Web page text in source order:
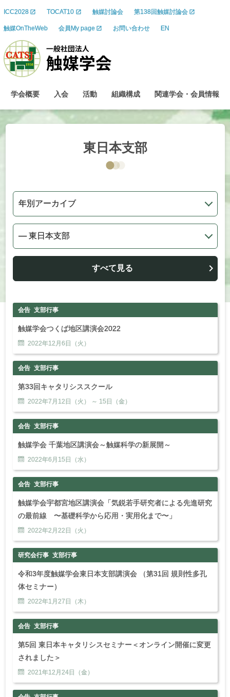
ICC2028 TOCAT10 触媒討論会 第138回触媒討論会
触媒OnTheWeb 会員My page お問い合わせ EN
学会概要 入会 活動 組織構成 関連学会 ・ 会員情報
東日本支部
すべて見る
会告 支部行事
触媒学会つくば地区講演会2022
2022年12月 6日（火）
会告 支部行事
第33回キャタリシススクール
2022年7月 12日（火） ～ 15日（金）
会告 支部行事
触媒学会 千葉地区講演会～触媒科学の新展開～
2022年6月 15日（水）
会告 支部行事
触媒学会宇都宮地区講演会「気鋭若手研究者による先進研究
の最前線 〜基礎科学から応用・実用化まで〜」
2022年2月 22日（火）
研究会行事 支部行事
令和3年度触媒学会東日本支部講演会 （第31回 規則性多孔
体セミナー）
2022年1月 27日（木）
会告 支部行事
第5回 東日本キャタリシスセミナー＜オンライン開催に変更
されました＞
2021年12月 24日（金）